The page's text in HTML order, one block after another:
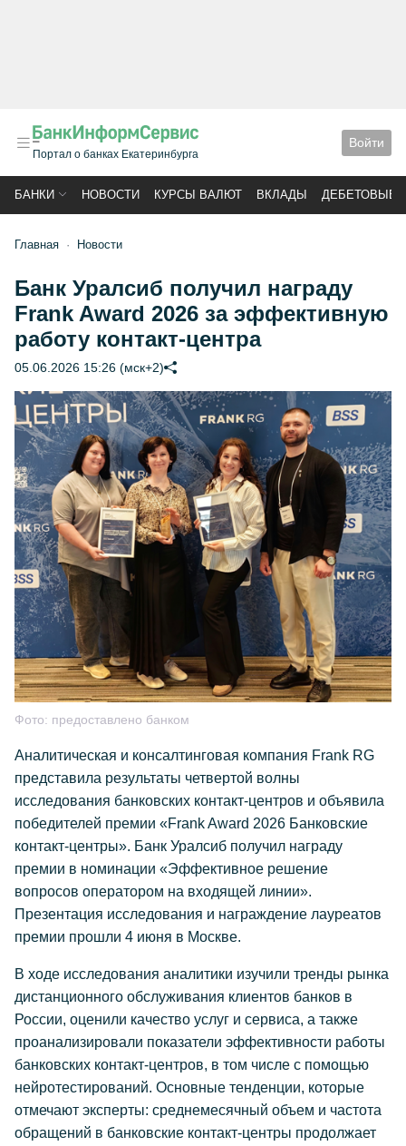
Портал о банках Екатеринбурга
Войти
БАНКИ НОВОСТИ КУРСЫ ВАЛЮТ ВКЛАДЫ ДЕБЕТОВЫЕ
Главная Новости
Банк Уралсиб получил награду
Frank Award 2026 за эффективную
работу контакт-центра
05.06.2026 15:26 (мск+2)
Фото: предоставлено банком
Аналитическая и консалтинговая компания Frank RG
представила результаты четвертой волны
исследования банковских контакт-центров и объявила
победителей премии «Frank Award 2026 Банковские
контакт-центры». Банк Уралсиб получил награду
премии в номинации «Эффективное решение
вопросов оператором на входящей линии».
Презентация исследования и награждение лауреатов
премии прошли 4 июня в Москве.
В ходе исследования аналитики изучили тренды рынка
дистанционного обслуживания клиентов банков в
России, оценили качество услуг и сервиса, а также
проанализировали показатели эффективности работы
банковских контакт-центров, в том числе с помощью
нейротестирований. Основные тенденции, которые
отмечают эксперты: среднемесячный объем и частота
обращений в банковские контакт-центры продолжает